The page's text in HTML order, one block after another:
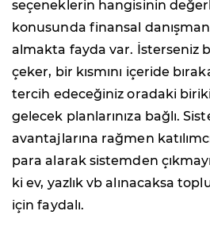
seçeneklerin hangisinin
konusunda finansal
almakta fayda var. İsterseniz
çeker, bir kısmını içeride
tercih edeceğiniz oradaki
gelecek planlarınıza bağlı.
avantajlarına rağmen
para alarak sistemden
ki ev, yazlık vb alınacaksa
için faydalı.